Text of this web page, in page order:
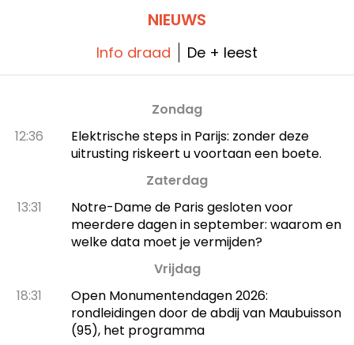
beachclubgevoel.NIEUWS
Info draad De + leest
Zondag
12:36
Elektrische steps in Parijs: zonder deze
uitrusting riskeert u voortaan een boete.
Zaterdag
13:31
Notre-Dame de Paris gesloten voor
meerdere dagen in september: waarom en
welke data moet je vermijden?
Vrijdag
18:31
Open Monumentendagen 2026:
rondleidingen door de abdij van Maubuisson
(95), het programma